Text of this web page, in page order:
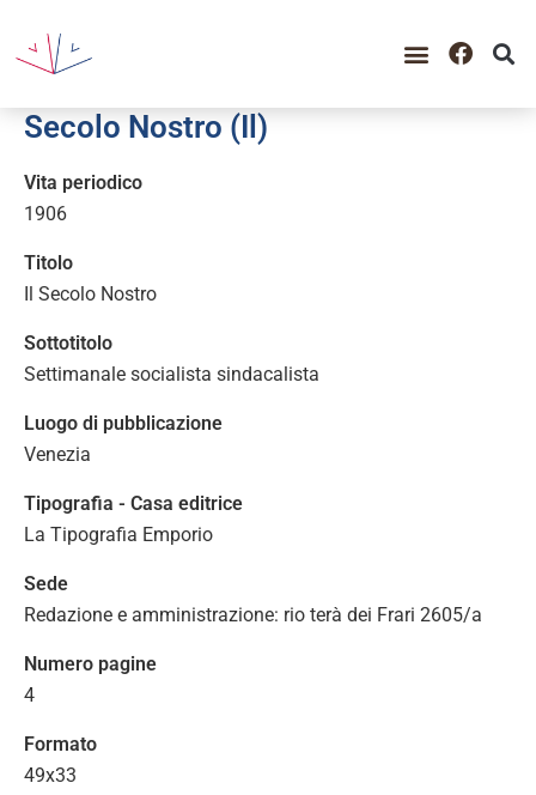
Secolo Nostro (Il)
Vita periodico
1906
Titolo
Il Secolo Nostro
Sottotitolo
Settimanale socialista sindacalista
Luogo di pubblicazione
Venezia
Tipografia - Casa editrice
La Tipografia Emporio
Sede
Redazione e amministrazione: rio terà dei Frari 2605/a
Numero pagine
4
Formato
49x33